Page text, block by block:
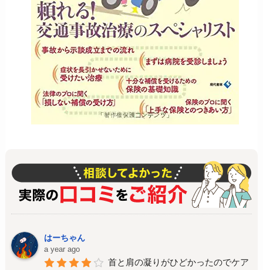
はーちゃん
a year ago
首と肩の凝りがひどかったのでケア